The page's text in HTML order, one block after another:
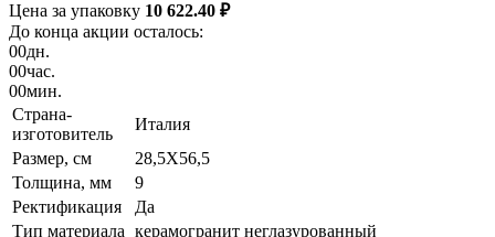
Цена за упаковку 10 622.40 ₽
До конца акции осталось:
00дн.
00час.
00мин.
Страна-
изготовитель
Италия
Размер, см
28,5X56,5
Толщина, мм
9
Ректификация
Да
Тип материала керамогранит неглазурованный